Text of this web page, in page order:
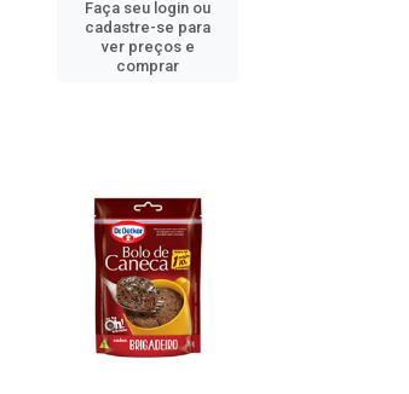
Faça seu login ou
cadastre-se para
ver preços e
comprar